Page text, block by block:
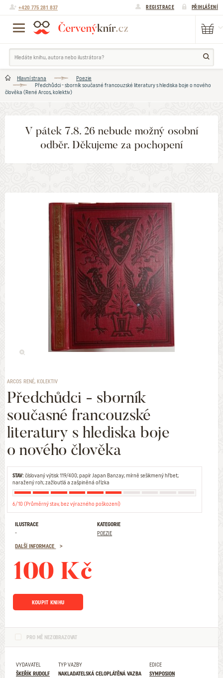
+420 775 281 837 REGISTRACE PŘIHLÁŠENÍ
Hlavní strana
Poezie
Předchůdci - sborník současné francouzské literatury s hlediska boje o nového
člověka (René Arcos, kolektiv)
V pátek 7.8. 26 nebude možný osobní
odběr. Děkujeme za pochopení
ARCOS RENÉ, KOLEKTIV
Předchůdci - sborník
současné francouzské
literatury s hlediska boje
o nového člověka
STAV:číslovaný výtisk 119/400; papír Japan Banzay; mírně sešikmený hřbet;
naražený roh; zažloutlá a zašpiněná ořízka
6/10 (Průměrný stav, bez výrazného poškození)
ILUSTRACE
-
KATEGORIE
POEZIE
DALŠÍ INFORMACE
100 Kč
KOUPIT KNIHU
PRO MĚ NEZOBRAZOVAT
VYDAVATEL
ŠKEŘÍK RUDOLF
TYP VAZBY
NAKLADATELSKÁ CELOPLÁTĚNÁ VAZBA
EDICE
SYMPOSION